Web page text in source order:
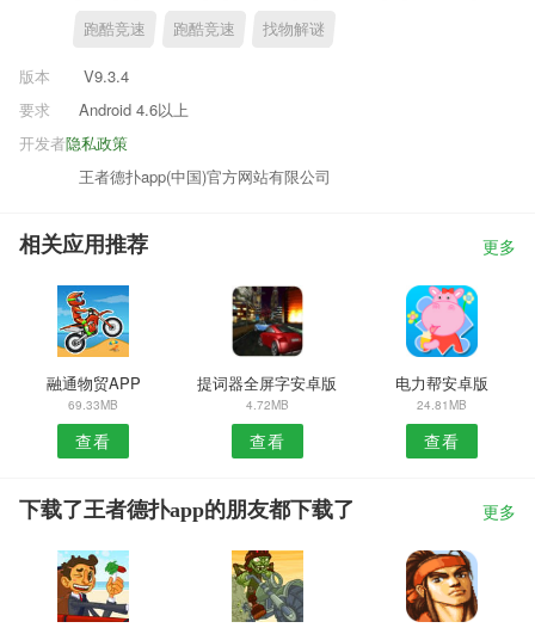
跑酷竞速 跑酷竞速 找物解谜
版本
V9.3.4
要求
Android 4.6以上
隐私政策
开发者
王者德扑app(中国)官方网站有限公司
相关应用推荐 更多
融通物贸APP
69.33MB
查看
提词器全屏字安卓版
4.72MB
查看
电力帮安卓版
24.81MB
查看
下载了王者德扑app的朋友都下载了 更多